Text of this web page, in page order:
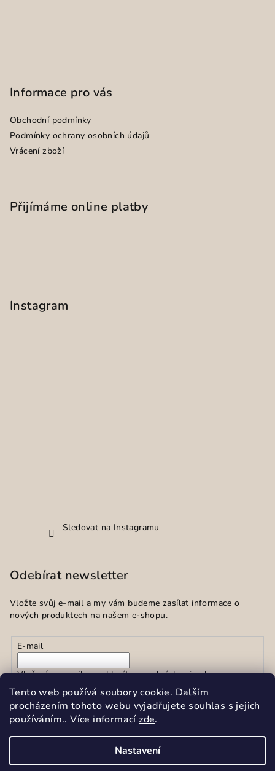
Tento web používá soubory cookie. Dalším
procházením tohoto webu vyjadřujete souhlas s jejich
používáním.. Více informacízde.
Nastavení
Informace pro vás
Obchodní podmínky
Podmínky ochrany osobních údajů
Vrácení zboží
Přijímáme online platby
Instagram
Sledovat na Instagramu
Odebírat newsletter
Vložte svůj e-mail a my vám budeme zasílat informace o
nových produktech na našem e-shopu.
E-mail
Vložením e-mailu souhlasíte spodmínkami ochrany
osobních údajů
Přihlásit se